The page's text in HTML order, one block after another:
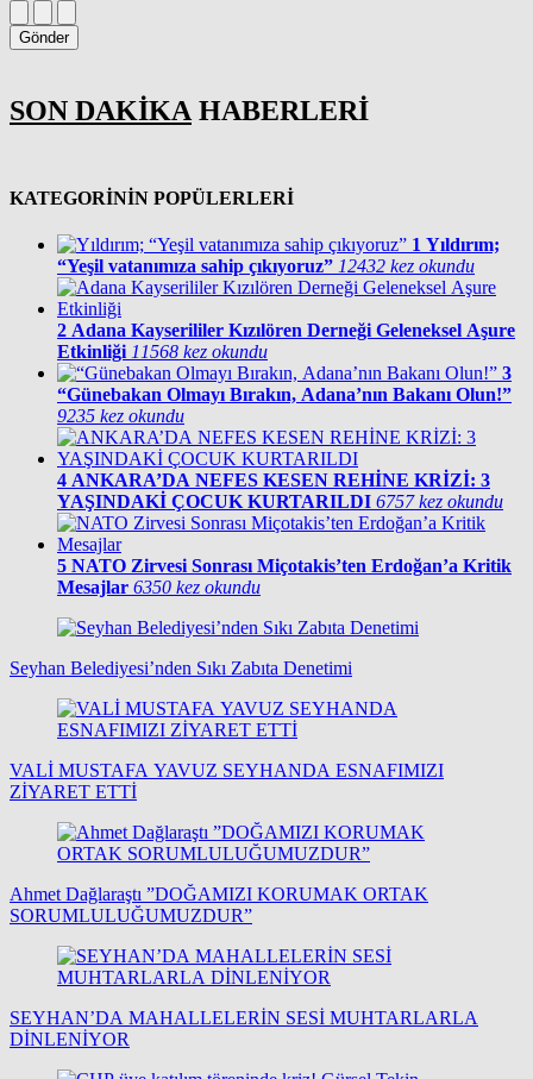
Gönder
SON DAKİKA HABERLERİ
KATEGORİNİN POPÜLERLERİ
1 Yıldırım;
“Yeşil vatanımıza sahip çıkıyoruz” 12432 kez okundu
2 Adana Kayserililer Kızılören Derneği Geleneksel Aşure
Etkinliği 11568 kez okundu
3
“Günebakan Olmayı Bırakın, Adana’nın Bakanı Olun!”
9235 kez okundu
4 ANKARA’DA NEFES KESEN REHİNE KRİZİ: 3
YAŞINDAKİ ÇOCUK KURTARILDI 6757 kez okundu
5 NATO Zirvesi Sonrası Miçotakis’ten Erdoğan’a Kritik
Mesajlar 6350 kez okundu
Seyhan Belediyesi’nden Sıkı Zabıta Denetimi
VALİ MUSTAFA YAVUZ SEYHANDA ESNAFIMIZI
ZİYARET ETTİ
Ahmet Dağlaraştı ”DOĞAMIZI KORUMAK ORTAK
SORUMLULUĞUMUZDUR”
SEYHAN’DA MAHALLELERİN SESİ MUHTARLARLA
DİNLENİYOR